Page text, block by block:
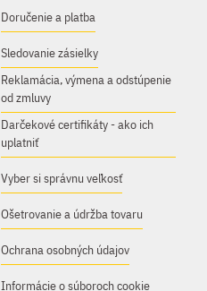
Doručenie a platba
Sledovanie zásielky
Reklamácia, výmena a odstúpenie
od zmluvy
Darčekové certifikáty - ako ich
uplatniť
Vyber si správnu veľkosť
Ošetrovanie a údržba tovaru
Ochrana osobných údajov
Informácie o súboroch cookie